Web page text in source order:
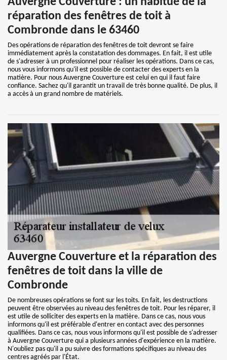
réparation des fenêtres de toit à
Combronde dans le 63460
Des opérations de réparation des fenêtres de toit devront se faire
immédiatement après la constatation des dommages. En fait, il est utile
de s'adresser à un professionnel pour réaliser les opérations. Dans ce cas,
nous vous informons qu'il est possible de contacter des experts en la
matière. Pour nous Auvergne Couverture est celui en qui il faut faire
confiance. Sachez qu'il garantit un travail de très bonne qualité. De plus, il
a accès à un grand nombre de matériels.
Auvergne Couverture et la réparation des
fenêtres de toit dans la ville de
Combronde
De nombreuses opérations se font sur les toits. En fait, les destructions
peuvent être observées au niveau des fenêtres de toit. Pour les réparer, il
est utile de solliciter des experts en la matière. Dans ce cas, nous vous
informons qu'il est préférable d'entrer en contact avec des personnes
qualifiées. Dans ce cas, nous vous informons qu'il est possible de s'adresser
à Auvergne Couverture qui a plusieurs années d'expérience en la matière.
N'oubliez pas qu'il a pu suivre des formations spécifiques au niveau des
centres agréés par l'État.